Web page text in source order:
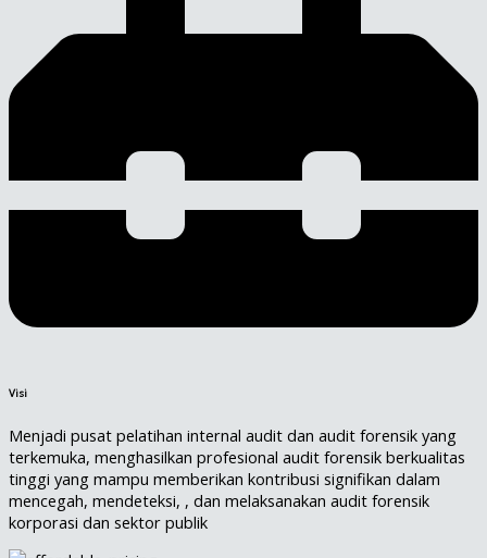
Visi
Menjadi pusat pelatihan internal audit dan audit forensik yang
terkemuka, menghasilkan profesional audit forensik berkualitas
tinggi yang mampu memberikan kontribusi signifikan dalam
mencegah, mendeteksi, , dan melaksanakan audit forensik
korporasi dan sektor publik